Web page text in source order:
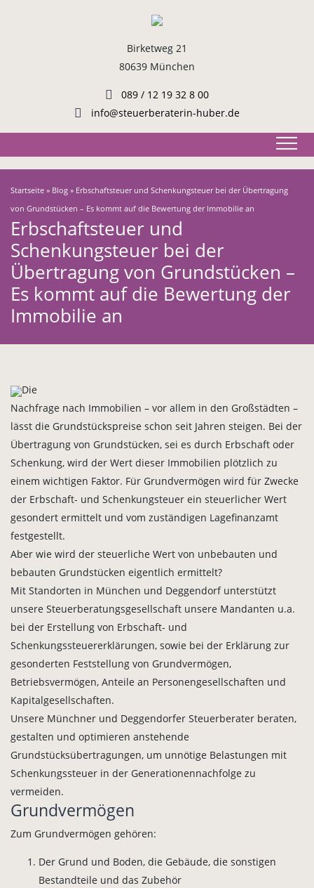
Birketweg 21
80639 München
089 / 12 19 32 8 00
info@steuerberaterin-huber.de
Startseite » Blog » Erbschaftsteuer und Schenkungsteuer bei der Übertragung
von Grundstücken – Es kommt auf die Bewertung der Immobilie an
Erbschaftsteuer und
Schenkungsteuer bei der
Übertragung von Grundstücken –
Es kommt auf die Bewertung der
Immobilie an
Die
Nachfrage nach Immobilien – vor allem in den Großstädten –
lässt die Grundstückspreise schon seit Jahren steigen. Bei der
Übertragung von Grundstücken, sei es durch Erbschaft oder
Schenkung, wird der Wert dieser Immobilien plötzlich zu
einem wichtigen Faktor. Für Grundvermögen wird für Zwecke
der Erbschaft- und Schenkungsteuer ein steuerlicher Wert
gesondert ermittelt und vom zuständigen Lagefinanzamt
festgestellt.
Aber wie wird der steuerliche Wert von unbebauten und
bebauten Grundstücken eigentlich ermittelt?
Mit Standorten in München und Deggendorf unterstützt
unsere Steuerberatungsgesellschaft unsere Mandanten u.a.
bei der Erstellung von Erbschaft- und
Schenkungssteuererklärungen, sowie bei der Erklärung zur
gesonderten Feststellung von Grundvermögen,
Betriebsvermögen, Anteile an Personengesellschaften und
Kapitalgesellschaften.
Unsere Münchner und Deggendorfer Steuerberater beraten,
gestalten und optimieren anstehende
Grundstücksübertragungen, um unnötige Belastungen mit
Schenkungssteuer in der Generationennachfolge zu
vermeiden.
Grundvermögen
Zum Grundvermögen gehören:
Der Grund und Boden, die Gebäude, die sonstigen
Bestandteile und das Zubehör